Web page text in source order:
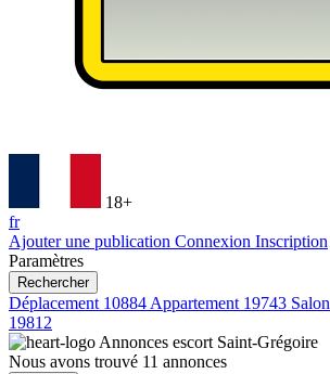
18+
fr
Ajouter une publication Connexion Inscription
Paramètres
Rechercher
Déplacement 10884 Appartement 19743 Salon
19812
Annonces escort Saint-Grégoire
Nous avons trouvé 11 annonces